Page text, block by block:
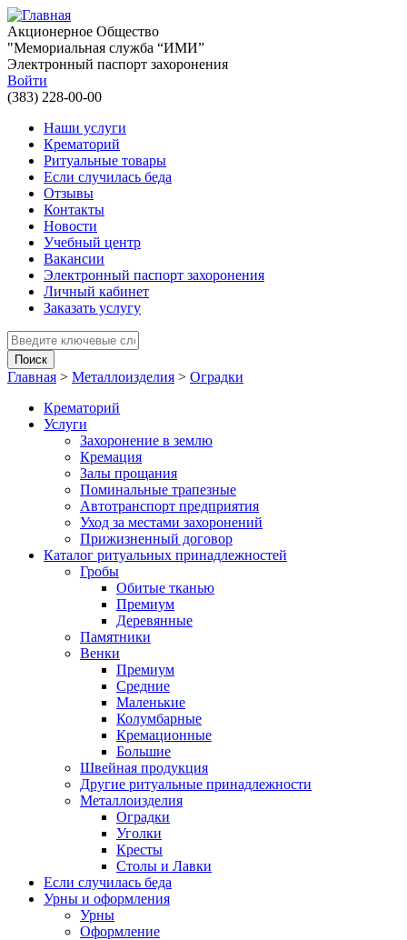
Перейти к основному содержанию
Акционерное Общество
"Мемориальная служба “ИМИ”
Электронный паспорт захоронения
Войти
(383) 228-00-00
Наши услуги
Крематорий
Ритуальные товары
Если случилась беда
Отзывы
Контакты
Новости
Учебный центр
Вакансии
Электронный паспорт захоронения
Личный кабинет
Заказать услугу
Введите ключевые слова для поиска
Вы здесь
Главная > Металлоизделия > Оградки
Крематорий
Услуги
Захоронение в землю
Кремация
Залы прощания
Поминальные трапезные
Автотранспорт предприятия
Уход за местами захоронений
Прижизненный договор
Каталог ритуальных принадлежностей
Гробы
Обитые тканью
Премиум
Деревянные
Памятники
Венки
Премиум
Средние
Маленькие
Колумбарные
Кремационные
Большие
Швейная продукция
Другие ритуальные принадлежности
Металлоизделия
Оградки
Уголки
Кресты
Столы и Лавки
Если случилась беда
Урны и оформления
Урны
Оформление